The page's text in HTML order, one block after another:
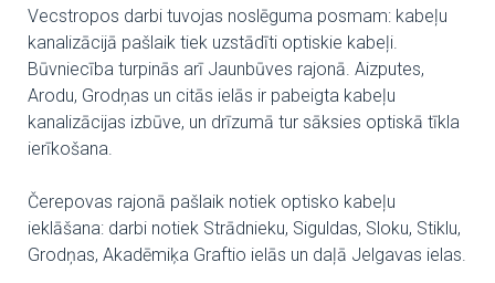
Vecstropos darbi tuvojas noslēguma posmam: kabeļu
kanalizācijā pašlaik tiek uzstādīti optiskie kabeļi.
Būvniecība turpinās arī Jaunbūves rajonā. Aizputes,
Arodu, Grodņas un citās ielās ir pabeigta kabeļu
kanalizācijas izbūve, un drīzumā tur sāksies optiskā tīkla
ierīkošana.
Čerepovas rajonā pašlaik notiek optisko kabeļu
ieklāšana: darbi notiek Strādnieku, Siguldas, Sloku, Stiklu,
Grodņas, Akadēmiķa Graftio ielās un daļā Jelgavas ielas.